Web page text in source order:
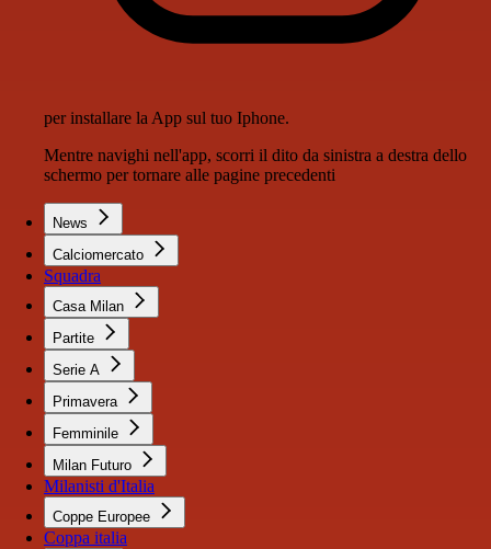
per installare la App sul tuo Iphone.
Mentre navighi nell'app, scorri il dito da sinistra a destra dello
schermo per tornare alle pagine precedenti
News
Calciomercato
Squadra
Casa Milan
Partite
Serie A
Primavera
Femminile
Milan Futuro
Milanisti d'Italia
Coppe Europee
Coppa italia